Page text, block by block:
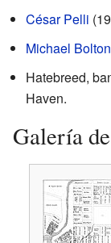
César Pelli
Michael Bolton
Hatebreed,
Haven.
Galería